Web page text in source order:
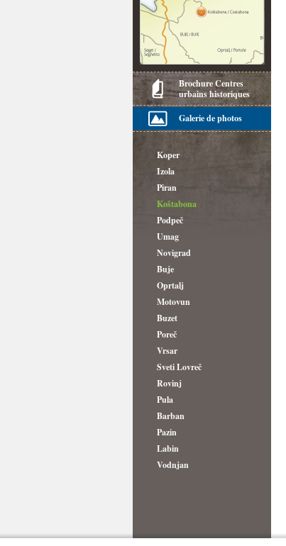
Brochure Centres
urbains historiques
Galerie de photos
Koper
Izola
Piran
Koštabona
Podpeč
Umag
Novigrad
Buje
Oprtalj
Motovun
Buzet
Poreč
Vrsar
Sveti Lovreč
Rovinj
Pula
Barban
Pazin
Labin
Vodnjan